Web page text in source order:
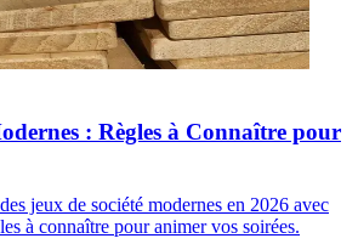
: Règles à Connaître pour
jeux de société modernes en 2026 avec
à connaître pour animer vos soirées.